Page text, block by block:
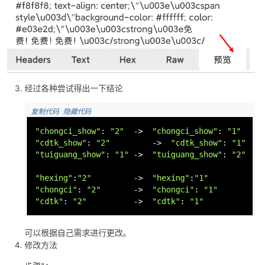
经过各种尝试得出一下结论
复制代码 隐藏代码
"chongci_show" : "2" -> "chongci_show" :
"1"
"cdtk_show" : "2" -> "cdtk_show" :
"1"
"tuiguang_show" : "1" -> "tuiguang_show" : "2"
"hexing" : "2" -> "hexing" : "1"
"chongci" : "2" -> "chongci" :
"1"
"cdtk" : "2" -> "cdtk" : "1"
可以根据自己需求进行更改。
修改方法